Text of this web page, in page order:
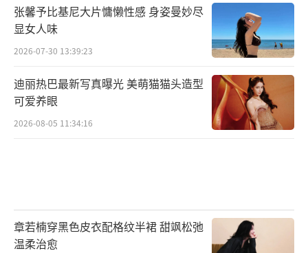
张馨予比基尼大片慵懒性感 身姿曼妙尽
显女人味
2026-07-30 13:39:23
迪丽热巴最新写真曝光 美萌猫猫头造型
可爱养眼
2026-08-05 11:34:16
章若楠穿黑色皮衣配格纹半裙 甜飒松弛
温柔治愈